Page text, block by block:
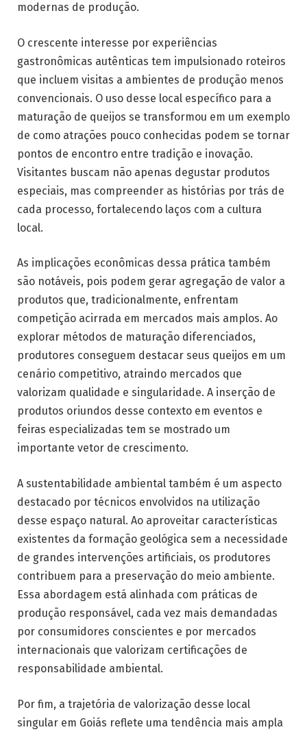
modernas de produção.
O crescente interesse por experiências
gastronômicas autênticas tem impulsionado roteiros
que incluem visitas a ambientes de produção menos
convencionais. O uso desse local específico para a
maturação de queijos se transformou em um exemplo
de como atrações pouco conhecidas podem se tornar
pontos de encontro entre tradição e inovação.
Visitantes buscam não apenas degustar produtos
especiais, mas compreender as histórias por trás de
cada processo, fortalecendo laços com a cultura
local.
As implicações econômicas dessa prática também
são notáveis, pois podem gerar agregação de valor a
produtos que, tradicionalmente, enfrentam
competição acirrada em mercados mais amplos. Ao
explorar métodos de maturação diferenciados,
produtores conseguem destacar seus queijos em um
cenário competitivo, atraindo mercados que
valorizam qualidade e singularidade. A inserção de
produtos oriundos desse contexto em eventos e
feiras especializadas tem se mostrado um
importante vetor de crescimento.
A sustentabilidade ambiental também é um aspecto
destacado por técnicos envolvidos na utilização
desse espaço natural. Ao aproveitar características
existentes da formação geológica sem a necessidade
de grandes intervenções artificiais, os produtores
contribuem para a preservação do meio ambiente.
Essa abordagem está alinhada com práticas de
produção responsável, cada vez mais demandadas
por consumidores conscientes e por mercados
internacionais que valorizam certificações de
responsabilidade ambiental.
Por fim, a trajetória de valorização desse local
singular em Goiás reflete uma tendência mais ampla